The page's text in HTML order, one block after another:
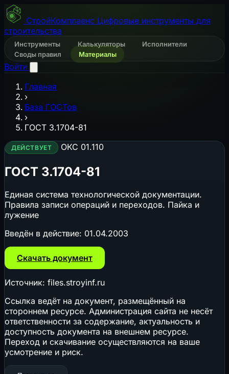
СтройКомплаенс Цифровые инструменты для
строительства
Инструменты Калькуляторы
Исполнители
Своды правил
Материалы
Войти
Главная
›
База ГОСТов
›
ГОСТ 3.1704-81
ДЕЙСТВУЕТ ОКС 01.110
ГОСТ 3.1704-81
Единая система технологической документации.
Правила записи операций и переходов. Пайка и
лужение
Введён в действие: 01.04.2003
Скачать документ
Источник: files.stroyinf.ru
Ссылка ведёт на документ, размещённый на
стороннем ресурсе. Администрация сайта не несёт
ответственности за содержание, актуальность и
доступность документа на внешнем ресурсе.
Переход и скачивание осуществляются на ваше
усмотрение и риск.